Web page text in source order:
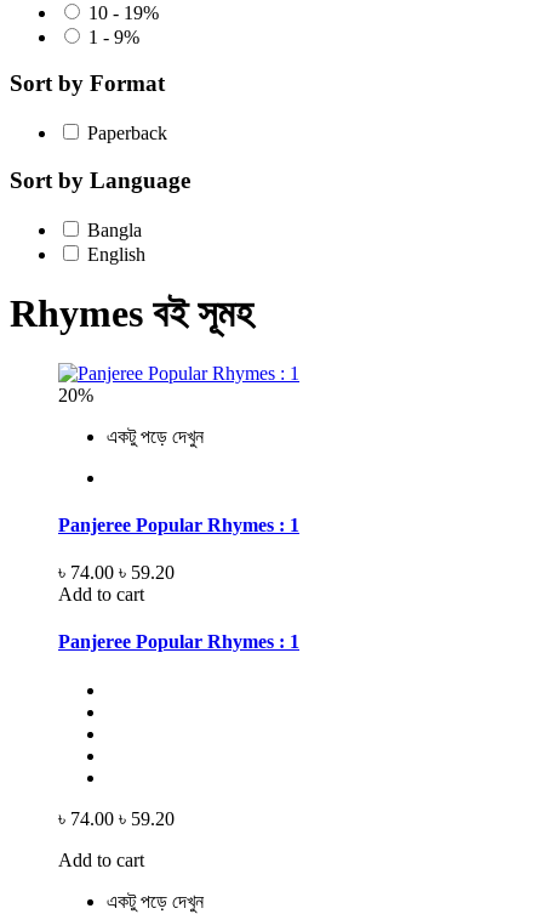
10 - 19%
1 - 9%
Sort by Format
Paperback
Sort by Language
Bangla
English
Rhymes বই সূমহ
20%
একটু পড়ে দেখুন
Panjeree Popular Rhymes : 1
৳ 74.00 ৳ 59.20
Add to cart
Panjeree Popular Rhymes : 1
৳ 74.00 ৳ 59.20
Add to cart
একটু পড়ে দেখুন